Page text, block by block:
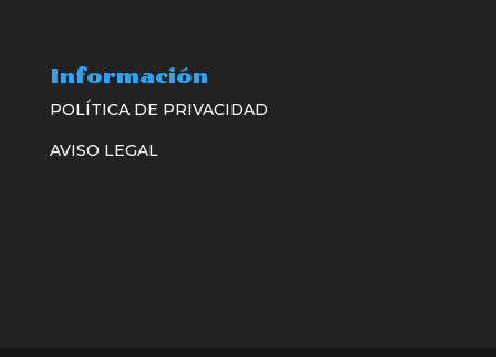
Información
POLÍTICA DE PRIVACIDAD
AVISO LEGAL